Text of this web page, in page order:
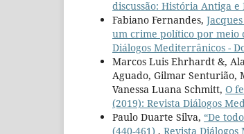
discussão: História Antiga e
Fabiano Fernandes,
um crime político por meio
Diálogos Mediterrânicos -
Marcos Luis Ehrhardt &,
Aguado, Gilmar Senturião,
Vanessa Luana Schmitt, O
(2019): Revista Diálogos
Paulo Duarte Silva, “De
(440-461) , Revista